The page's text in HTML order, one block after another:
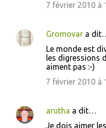
n
t
s
7 février 2010 à
Gromovar a
Le monde est
les digressions
aiment pas :-)
7 février 2010 à
arutha a dit…
Je dois aimer